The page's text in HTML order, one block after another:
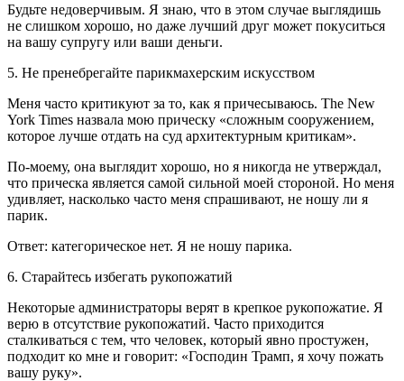
Будьте недоверчивым. Я знаю, что в этом случае выглядишь
не слишком хорошо, но даже лучший друг может покуситься
на вашу супругу или ваши деньги.
5. Не пренебрегайте парикмахерским искусством
Меня часто критикуют за то, как я причесываюсь. The New
York Times назвала мою прическу «сложным сооружением,
которое лучше отдать на суд архитектурным критикам».
По-моему, она выглядит хорошо, но я никогда не утверждал,
что прическа является самой сильной моей стороной. Но меня
удивляет, насколько часто меня спрашивают, не ношу ли я
парик.
Ответ: категорическое нет. Я не ношу парика.
6. Старайтесь избегать рукопожатий
Некоторые администраторы верят в крепкое рукопожатие. Я
верю в отсутствие рукопожатий. Часто приходится
сталкиваться с тем, что человек, который явно простужен,
подходит ко мне и говорит: «Господин Трамп, я хочу пожать
вашу руку».